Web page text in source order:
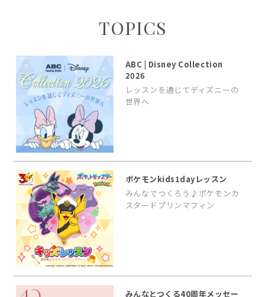
TOPICS
ABC | Disney Collection
2026
レッスンを通じてディズニーの
世界へ
ポケモンkids1dayレッスン
みんなでつくろう♪ポケモンカ
スタードプリンマフィン
みんなとつくる40周年メッセー